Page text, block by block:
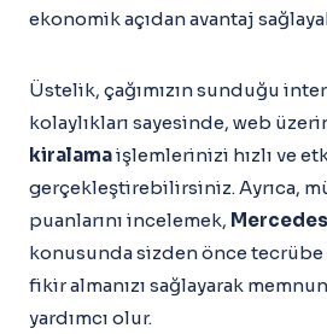
ekonomik açıdan avantaj
Üstelik, çağımızın sunduğu
kolaylıkları sayesinde, web
kiralamaişlemlerinizi hızlı ve
gerçekleştirebilirsiniz. Ayrıca,
puanlarını incelemek,
konusunda sizden önce
fikir almanızı sağlayarak
yardımcı olur.